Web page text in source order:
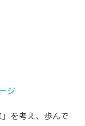
ジ
を考え、歩んで